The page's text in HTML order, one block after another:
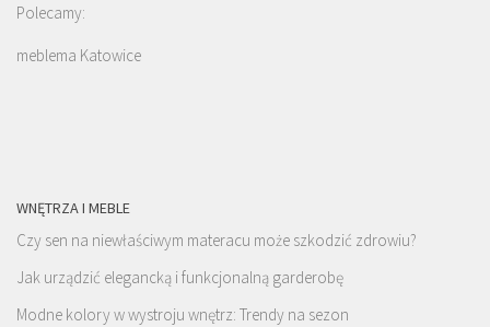
Polecamy:
meblema Katowice
WNĘTRZA I MEBLE
Czy sen na niewłaściwym materacu może szkodzić zdrowiu?
Jak urządzić elegancką i funkcjonalną garderobę
Modne kolory w wystroju wnętrz: Trendy na sezon